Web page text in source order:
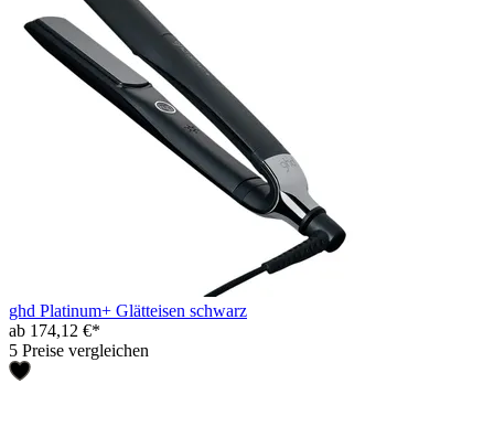
ghd Platinum+ Glätteisen schwarz
ab 174,12 €*
5 Preise vergleichen